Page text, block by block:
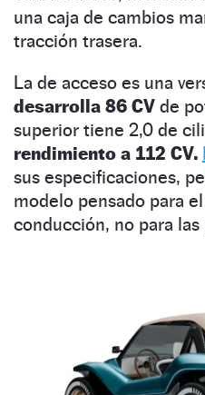
una caja de cambios
tracción trasera.
La de acceso es una
desarrolla 86 CV de
superior tiene 2,0 de
rendimiento a 112 CV.
sus especificaciones,
modelo pensado para
conducción, no para